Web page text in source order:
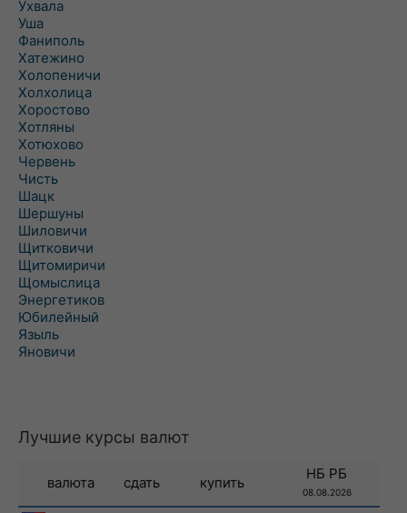
Ухвала
Уша
Фаниполь
Хатежино
Холопеничи
Холхолица
Хоростово
Хотляны
Хотюхово
Червень
Чисть
Шацк
Шершуны
Шиловичи
Щитковичи
Щитомиричи
Щомыслица
Энергетиков
Юбилейный
Языль
Яновичи
Лучшие курсы валют
валюта сдать купить
НБ РБ
08.08.2026